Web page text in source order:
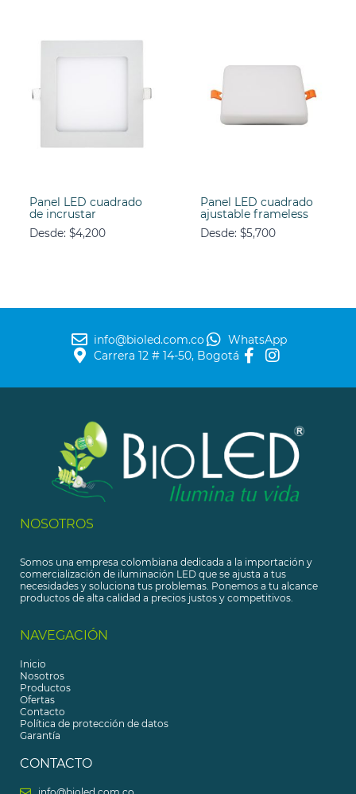
Panel LED cuadrado
de incrustar
Desde: $4,200
Panel LED cuadrado
ajustable frameless
Desde: $5,700
info@bioled.com.co
WhatsApp
Carrera 12 # 14-50, Bogotá
NOSOTROS
Somos una empresa colombiana dedicada a la importación y
comercialización de iluminación LED que se ajusta a tus
necesidades y soluciona tus problemas. Ponemos a tu alcance
productos de alta calidad a precios justos y competitivos.
NAVEGACIÓN
Inicio
Nosotros
Productos
Ofertas
Contacto
Política de protección de datos
Garantía
CONTACTO